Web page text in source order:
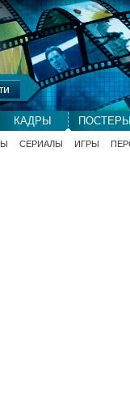
КАДРЫ
СЕРИАЛЫ ИГРЫ